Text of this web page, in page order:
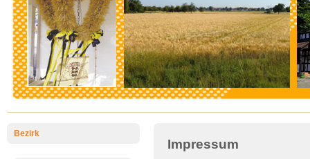
Bezirk
Impressum